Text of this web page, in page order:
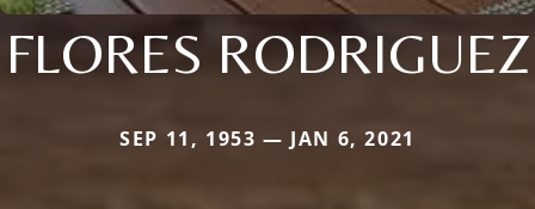
FLORES RODRIGUEZ
SEP 11, 1953 — JAN 6, 2021